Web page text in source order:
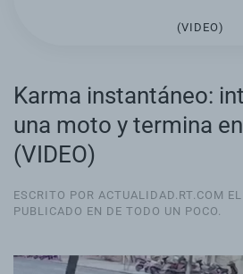
(VIDEO)
Karma instantáneo:
una moto y termina
(VIDEO)
ESCRITO POR ACTUALIDAD.RT.COM EL
PUBLICADO EN DE TODO UN POCO